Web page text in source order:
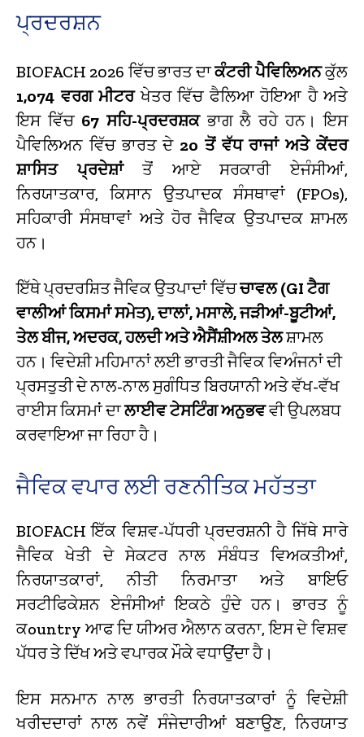
ਪ੍ਰਦਰਸ਼ਨ
BIOFACH 2026 ਵਿੱਚ ਭਾਰਤ ਦਾਕੰਟਰੀ ਪੈਵਿਲਿਅਨਕੁੱਲ
1,074 ਵਰਗ ਮੀਟਰਖੇਤਰ ਵਿੱਚ ਫੈਲਿਆ ਹੋਇਆ ਹੈ ਅਤੇ
ਇਸ ਵਿੱਚ 67 ਸਹਿ-ਪ੍ਰਦਰਸ਼ਕਭਾਗ ਲੈ ਰਹੇ ਹਨ। ਇਸ
ਪੈਵਿਲਿਅਨ ਵਿੱਚ ਭਾਰਤ ਦੇ 20 ਤੋਂ ਵੱਧ ਰਾਜਾਂ ਅਤੇ ਕੇਂਦਰ
ਸ਼ਾਸਿਤ ਪ੍ਰਦੇਸ਼ਾਂਤੋਂ ਆਏ ਸਰਕਾਰੀ ਏਜੰਸੀਆਂ,
ਨਿਰਯਾਤਕਾਰ, ਕਿਸਾਨ ਉਤਪਾਦਕ ਸੰਸਥਾਵਾਂ (FPOs),
ਸਹਿਕਾਰੀ ਸੰਸਥਾਵਾਂ ਅਤੇ ਹੋਰ ਜੈਵਿਕ ਉਤਪਾਦਕ ਸ਼ਾਮਲ
ਹਨ।
ਇੱਥੇ ਪ੍ਰਦਰਸ਼ਿਤ ਜੈਵਿਕ ਉਤਪਾਦਾਂ ਵਿੱਚਚਾਵਲ (GI ਟੈਗ
ਵਾਲੀਆਂ ਕਿਸਮਾਂ ਸਮੇਤ), ਦਾਲਾਂ, ਮਸਾਲੇ, ਜੜੀਆਂ-ਬੂਟੀਆਂ,
ਤੇਲ ਬੀਜ, ਅਦਰਕ, ਹਲਦੀ ਅਤੇ ਐਸੈਂਸ਼ੀਅਲ ਤੇਲਸ਼ਾਮਲ
ਹਨ। ਵਿਦੇਸ਼ੀ ਮਹਿਮਾਨਾਂ ਲਈ ਭਾਰਤੀ ਜੈਵਿਕ ਵਿਅੰਜਨਾਂ ਦੀ
ਪ੍ਰਸਤੁਤੀ ਦੇ ਨਾਲ-ਨਾਲ ਸੁਗੰਧਿਤ ਬਿਰਯਾਨੀ ਅਤੇ ਵੱਖ-ਵੱਖ
ਰਾਈਸ ਕਿਸਮਾਂ ਦਾਲਾਈਵ ਟੇਸਟਿੰਗ ਅਨੁਭਵਵੀ ਉਪਲਬਧ
ਕਰਵਾਇਆ ਜਾ ਰਿਹਾ ਹੈ।
ਜੈਵਿਕ ਵਪਾਰ ਲਈ ਰਣਨੀਤਿਕ ਮਹੱਤਤਾ
BIOFACH ਇੱਕ ਵਿਸ਼ਵ-ਪੱਧਰੀ ਪ੍ਰਦਰਸ਼ਨੀ ਹੈ ਜਿੱਥੇ ਸਾਰੇ
ਜੈਵਿਕ ਖੇਤੀ ਦੇ ਸੇਕਟਰ ਨਾਲ ਸੰਬੰਧਤ ਵਿਅਕਤੀਆਂ,
ਨਿਰਯਾਤਕਾਰਾਂ, ਨੀਤੀ ਨਿਰਮਾਤਾ ਅਤੇ ਬਾਇਓ
ਸਰਟੀਫਿਕੇਸ਼ਨ ਏਜੰਸੀਆਂ ਇਕਠੇ ਹੁੰਦੇ ਹਨ। ਭਾਰਤ ਨੂੰ
ਕountry ਆਫ ਦਿ ਯੀਅਰ ਐਲਾਨ ਕਰਨਾ, ਇਸ ਦੇ ਵਿਸ਼ਵ
ਪੱਧਰ ਤੇ ਦਿੱਖ ਅਤੇ ਵਪਾਰਕ ਮੌਕੇ ਵਧਾਉਂਦਾ ਹੈ।
ਇਸ ਸਨਮਾਨ ਨਾਲ ਭਾਰਤੀ ਨਿਰਯਾਤਕਾਰਾਂ ਨੂੰ ਵਿਦੇਸ਼ੀ
ਖਰੀਦਦਾਰਾਂ ਨਾਲ ਨਵੇਂ ਸੰਜੇਦਾਰੀਆਂ ਬਣਾਉਣ, ਨਿਰਯਾਤ